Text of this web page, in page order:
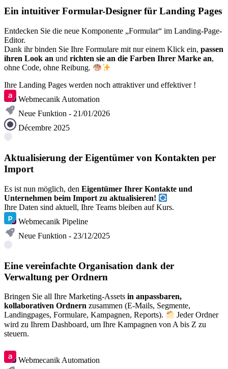
Ein intuitiver Formular-Designer für Landing Pages
Entdecken Sie die neue Komponente „Formular“ im Landing-Page-
Editor.
Dank ihr binden Sie Ihre Formulare mit nur einem Klick ein, passen
ihren Look an und richten sie an die Farben Ihrer Marke an,
ohne Code, ohne Reibung.
Ihre Landing Pages werden noch attraktiver und effektiver !
Webmecanik Automation
Neue Funktion - 21/01/2026
Décembre 2025
Aktualisierung der Eigentümer von Kontakten per
Import
Es ist nun möglich, den Eigentümer Ihrer Kontakte und
Unternehmen beim Import zu aktualisieren!
Ihre Daten sind aktuell, Ihre Teams bleiben auf Kurs.
Webmecanik Pipeline
Neue Funktion - 23/12/2025
Eine vereinfachte Organisation dank der
Verwaltung per Ordnern
Bringen Sie all Ihre Marketing-Assets in anpassbaren,
kollaborativen Ordnern zusammen (E-Mails, Segmente,
Landingpages, Formulare, Kampagnen, Reports).
Jeder Ordner
wird zu Ihrem Dashboard, um Ihre Kampagnen von A bis Z zu
steuern.
Webmecanik Automation